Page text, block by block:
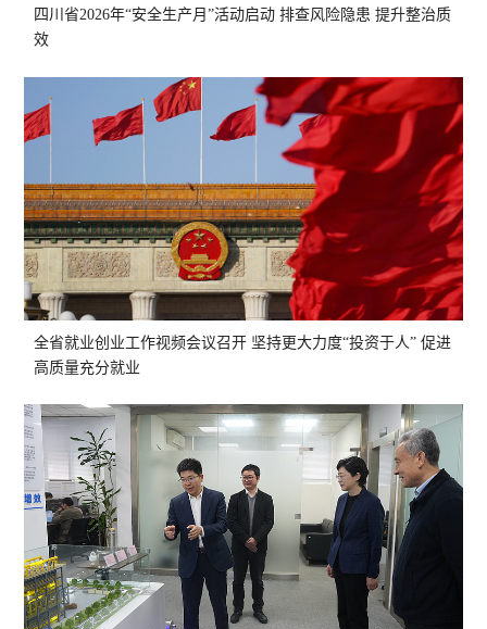
四川省2026年“安全生产月”活动启动 排查风险隐患 提升整治质
效
全省就业创业工作视频会议召开 坚持更大力度“投资于人” 促进
高质量充分就业